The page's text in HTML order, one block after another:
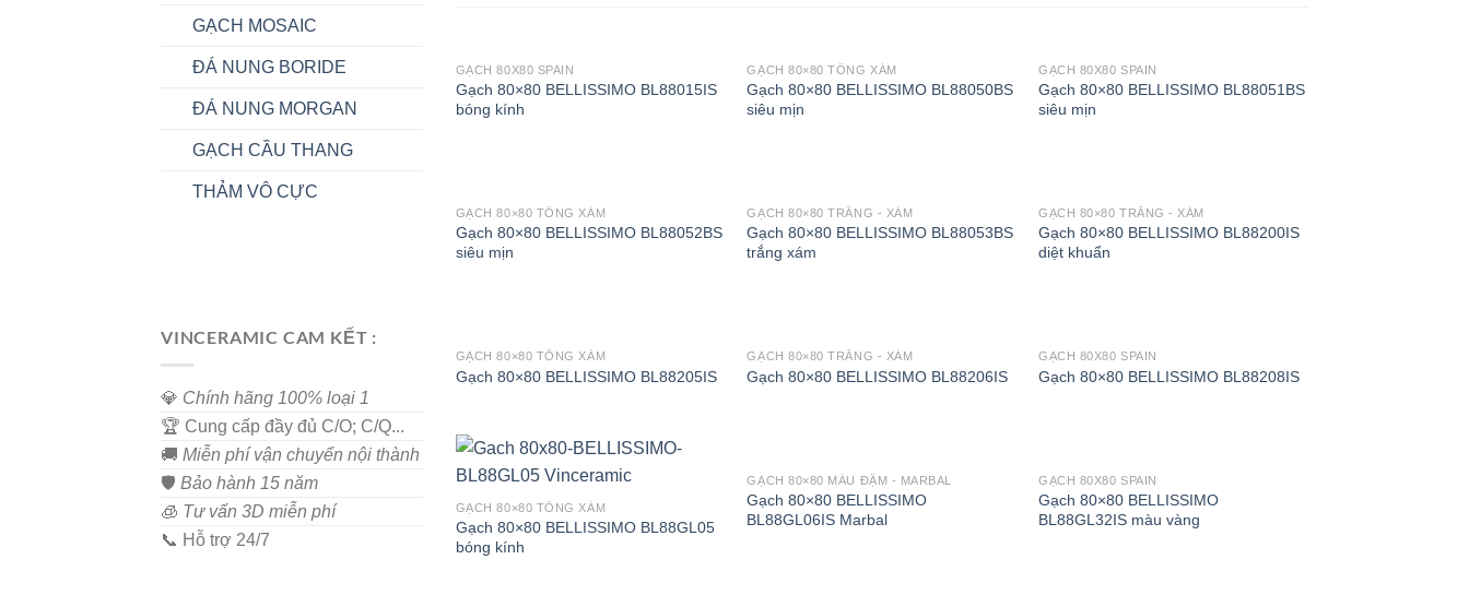
GẠCH MOSAIC
ĐÁ NUNG BORIDE
ĐÁ NUNG MORGAN
GẠCH CẦU THANG
THẢM VÔ CỰC
VINCERAMIC CAM KẾT :
💎 Chính hãng 100% loại 1
🏆 Cung cấp đầy đủ C/O; C/Q...
🚚 Miễn phí vận chuyển nội thành
🛡️ Bảo hành 15 năm
🧊 Tư vấn 3D miễn phí
📞 Hỗ trợ 24/7
GẠCH 80X80 SPAIN
Gạch 80×80 BELLISSIMO BL88015IS
bóng kính
GẠCH 80×80 TÔNG XÁM
Gạch 80×80 BELLISSIMO BL88050BS
siêu mịn
GẠCH 80X80 SPAIN
Gạch 80×80 BELLISSIMO BL88051BS
siêu mịn
GẠCH 80×80 TÔNG XÁM
Gạch 80×80 BELLISSIMO BL88052BS
siêu mịn
GẠCH 80×80 TRẮNG - XÁM
Gạch 80×80 BELLISSIMO BL88053BS
trắng xám
GẠCH 80×80 TRẮNG - XÁM
Gạch 80×80 BELLISSIMO BL88200IS
diệt khuẩn
GẠCH 80×80 TÔNG XÁM
Gạch 80×80 BELLISSIMO BL88205IS
GẠCH 80×80 TRẮNG - XÁM
Gạch 80×80 BELLISSIMO BL88206IS
GẠCH 80X80 SPAIN
Gạch 80×80 BELLISSIMO BL88208IS
GẠCH 80×80 TÔNG XÁM
Gạch 80×80 BELLISSIMO BL88GL05
bóng kính
GẠCH 80×80 MÀU ĐẬM - MARBAL
Gạch 80×80 BELLISSIMO
BL88GL06IS Marbal
GẠCH 80X80 SPAIN
Gạch 80×80 BELLISSIMO
BL88GL32IS màu vàng